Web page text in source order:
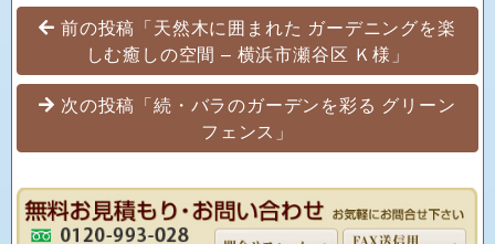
投稿ナビゲーション
前の投稿「天然木に囲まれた ガーデニングを楽
しむ癒しの空間 – 横浜市瀬谷区 Ｋ様」
次の投稿「続・バラのガーデンを彩る グリーン
フェンス」